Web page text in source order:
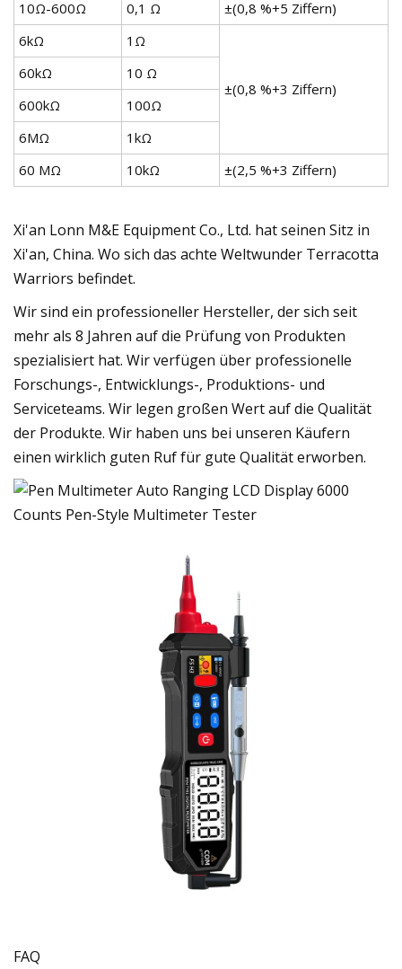
10Ω-600Ω 0,1 Ω
±(0,8 %+5 Ziffern)
6kΩ
1Ω
±(0,8 %+3 Ziffern)
60kΩ
10 Ω
600kΩ
100Ω
6MΩ
1kΩ
60 MΩ
10kΩ ±(2,5 %+3 Ziffern)
Xi'an Lonn M&E Equipment Co., Ltd. hat seinen Sitz in
Xi'an, China. Wo sich das achte Weltwunder Terracotta
Warriors befindet.
Wir sind ein professioneller Hersteller, der sich seit
mehr als 8 Jahren auf die Prüfung von Produkten
spezialisiert hat. Wir verfügen über professionelle
Forschungs-, Entwicklungs-, Produktions- und
Serviceteams. Wir legen großen Wert auf die Qualität
der Produkte. Wir haben uns bei unseren Käufern
einen wirklich guten Ruf für gute Qualität erworben.
FAQ